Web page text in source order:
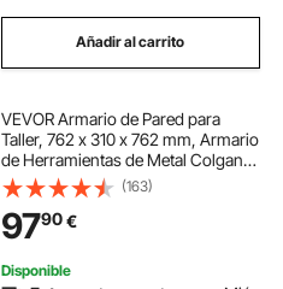
Añadir al carrito
VEVOR Armario de Pared para
Taller, 762 x 310 x 762 mm, Armario
de Herramientas de Metal Colgante
de Pared, con Puerta con
Cerradura, Capacidad de 108,86
kg, para Garaje, Sótano y Almacén,
Negro
(163)
9790€
Disponible